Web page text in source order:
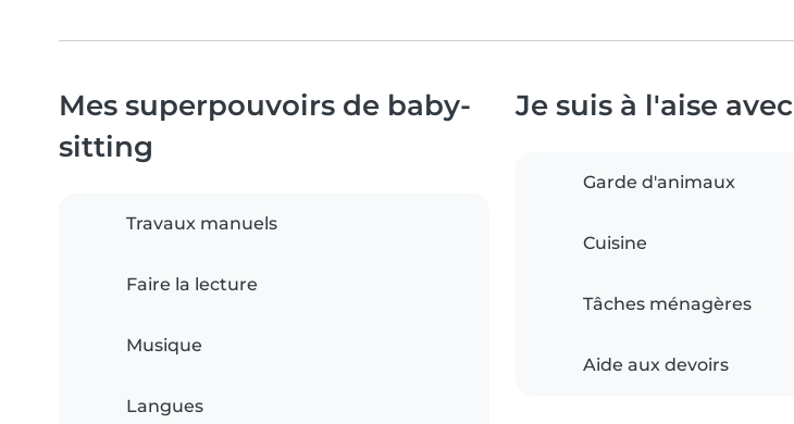
Mes superpouvoirs de baby-
sitting
Travaux manuels
Faire la lecture
Musique
Langues
Je suis à l'aise avec
Garde d'animaux
Cuisine
Tâches ménagères
Aide aux devoirs